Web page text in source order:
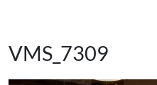
VMS_7309